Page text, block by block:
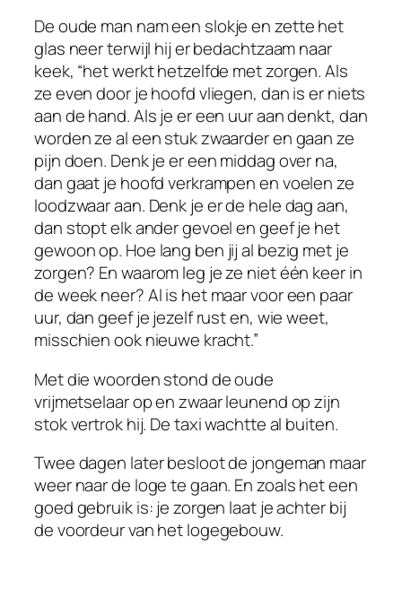
De oude man nam een slokje en zette het
glas neer terwijl hij er bedachtzaam naar
keek, “het werkt hetzelfde met zorgen. Als
ze even door je hoofd vliegen, dan is er niets
aan de hand. Als je er een uur aan denkt, dan
worden ze al een stuk zwaarder en gaan ze
pijn doen. Denk je er een middag over na,
dan gaat je hoofd verkrampen en voelen ze
loodzwaar aan. Denk je er de hele dag aan,
dan stopt elk ander gevoel en geef je het
gewoon op. Hoe lang ben jij al bezig met je
zorgen? En waarom leg je ze niet één keer in
de week neer? Al is het maar voor een paar
uur, dan geef je jezelf rust en, wie weet,
misschien ook nieuwe kracht.”
Met die woorden stond de oude
vrijmetselaar op en zwaar leunend op zijn
stok vertrok hij. De taxi wachtte al buiten.
Twee dagen later besloot de jongeman maar
weer naar de loge te gaan. En zoals het een
goed gebruik is: je zorgen laat je achter bij
de voordeur van het logegebouw.